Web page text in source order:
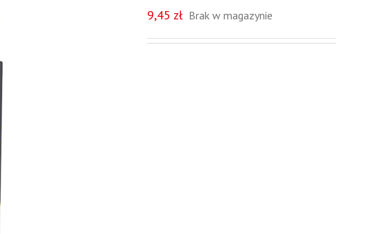
9,45 zł Brak w magazynie